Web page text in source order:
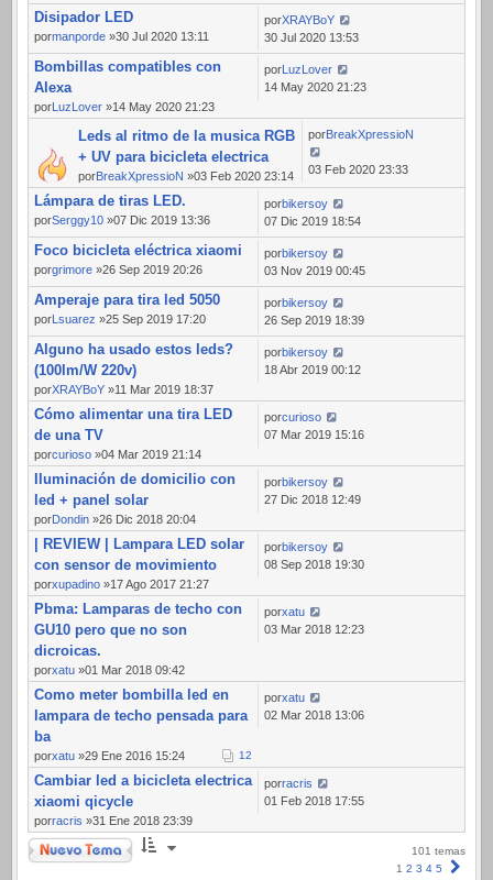
Disipador LED
pormanporde »30 Jul 2020 13:11
porXRAYBoY
30 Jul 2020 13:53
Bombillas compatibles con
Alexa
porLuzLover »14 May 2020 21:23
porLuzLover
14 May 2020 21:23
Leds al ritmo de la musica RGB
+ UV para bicicleta electrica
porBreakXpressioN »03 Feb 2020 23:14
porBreakXpressioN
03 Feb 2020 23:33
Lámpara de tiras LED.
porSerggy10 »07 Dic 2019 13:36
porbikersoy
07 Dic 2019 18:54
Foco bicicleta eléctrica xiaomi
porgrimore »26 Sep 2019 20:26
porbikersoy
03 Nov 2019 00:45
Amperaje para tira led 5050
porLsuarez »25 Sep 2019 17:20
porbikersoy
26 Sep 2019 18:39
Alguno ha usado estos leds?
(100lm/W 220v)
porXRAYBoY »11 Mar 2019 18:37
porbikersoy
18 Abr 2019 00:12
Cómo alimentar una tira LED
de una TV
porcurioso »04 Mar 2019 21:14
porcurioso
07 Mar 2019 15:16
Iluminación de domicilio con
led + panel solar
porDondin »26 Dic 2018 20:04
porbikersoy
27 Dic 2018 12:49
| REVIEW | Lampara LED solar
con sensor de movimiento
porxupadino »17 Ago 2017 21:27
porbikersoy
08 Sep 2018 19:30
Pbma: Lamparas de techo con
GU10 pero que no son
dicroicas.
porxatu »01 Mar 2018 09:42
porxatu
03 Mar 2018 12:23
Como meter bombilla led en
lampara de techo pensada para
ba
porxatu »29 Ene 2016 15:24 12
porxatu
02 Mar 2018 13:06
Cambiar led a bicicleta electrica
xiaomi qicycle
porracris »31 Ene 2018 23:39
porracris
01 Feb 2018 17:55
Nuevo Tema
101 temas
1 2 3 4 5